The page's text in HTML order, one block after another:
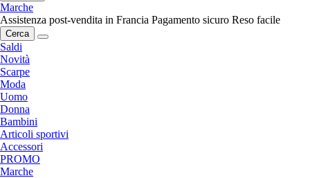
Marche
Assistenza post-vendita in Francia Pagamento sicuro Reso facile
Cerca
Saldi
Novità
Scarpe
Moda
Uomo
Donna
Bambini
Articoli sportivi
Accessori
PROMO
Marche